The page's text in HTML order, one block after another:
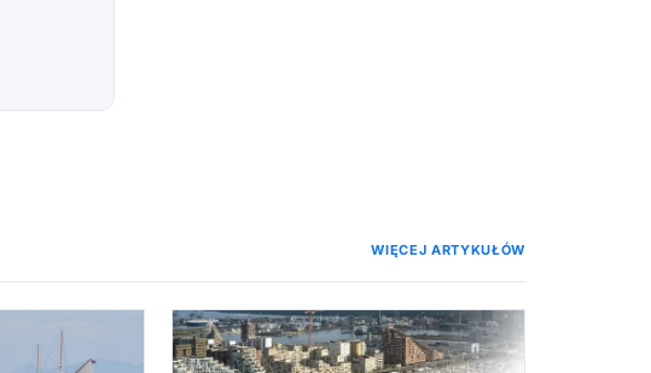
WIĘCEJ ARTYKUŁÓW